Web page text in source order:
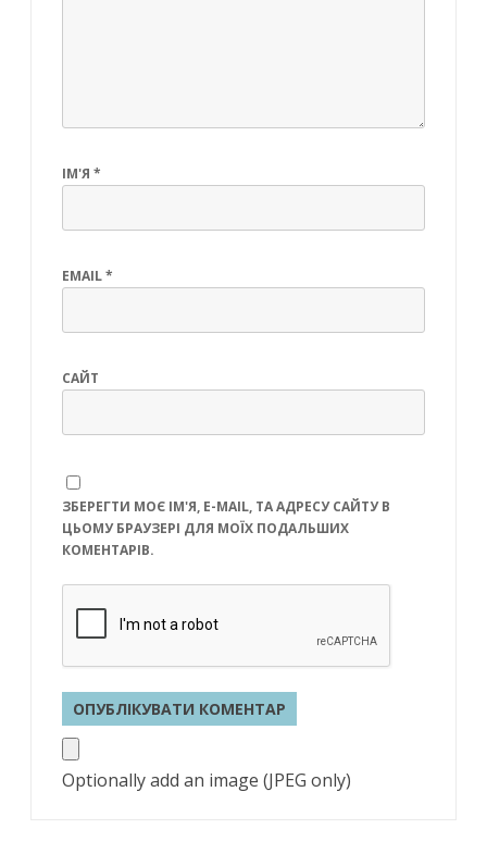
ІМ'Я *
EMAIL*
САЙТ
ЗБЕРЕГТИ МОЄ ІМ'Я, E-MAIL, ТА АДРЕСУ САЙТУ В
ЦЬОМУ БРАУЗЕРІ ДЛЯ МОЇХ ПОДАЛЬШИХ
КОМЕНТАРІВ.
Optionally add an image (JPEG only)